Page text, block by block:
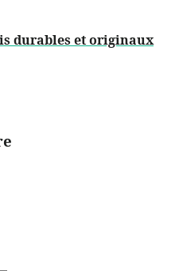
durables et originaux